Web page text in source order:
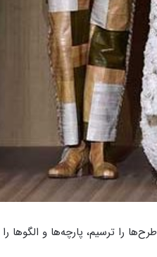
را ترسیم، پارچه‌ها و الگوها را